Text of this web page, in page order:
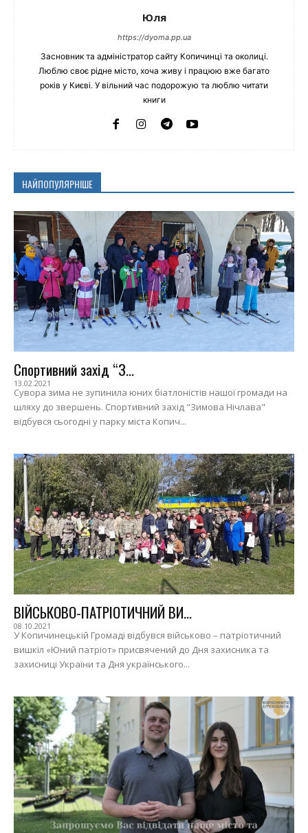
Юля
https://dyoma.pp.ua
Засновник та адміністратор сайту Копичинці та околиці.
Люблю своє рідне місто, хоча живу і працюю вже багато
років у Києві. У вільний час подорожую та люблю читати
книги
НАЙПОПУЛЯРНІШЕ
Спортивний захід “З...
13.02.2021
Сувора зима не зупинила юних біатлоністів нашої громади на
шляху до звершень. Спортивний захід "Зимова Нічлава"
відбувся сьогодні у парку міста Копич...
ВІЙСЬКОВО-ПАТРІОТИЧНИЙ ВИ...
08.10.2021
У Копичинецькій Громаді відбувся військово – патріотичний
вишкіл «Юний патріот» присвячений до Дня захисника та
захисниці України та Дня українського...